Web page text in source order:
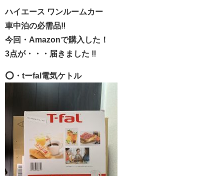
ハイエース ワンルームカー
車中泊の必需品‼︎
今回・Amazonで購入した！
3点が・・・届きました ‼︎
⭕️・tーfal電気ケトル